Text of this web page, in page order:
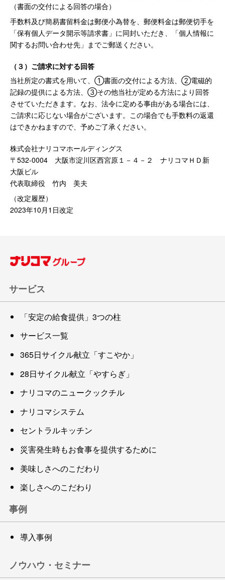
（書面の交付による回答の場合）
手数料及び簡易書留料金は郵便小為替を、郵便料金は郵便切手を
「保有個人データ開示等請求書」に同封いただき、「個人情報に
関するお問い合わせ先」までご郵送ください。
（３）ご請求に対する回答
当社所定の書式を用いて、①書面の交付による方法、②電磁的
記録の提供による方法、③その他当社が定める方法により回答
させていただきます。なお、法令に定める事由がある場合には、
ご請求に応じない場合がございます。この場合でも手数料の返還
はできかねますので、予めご了承ください。
株式会社ナリコマホールディングス
〒532-0004 大阪市淀川区西宮原１－４－２ ナリコマＨＤ新
大阪ビル
代表取締役 竹内 美夫
（改定履歴）
2023年10月1日改定
サービス
「安定の給食提供」3つの柱
サービス一覧
365日サイクル献立「すこやか」
28日サイクル献立「やすらぎ」
ナリコマのニュークックチル
ナリコマシステム
セントラルキッチン
災害発生時もお食事を提供するために
美味しさへのこだわり
楽しさへのこだわり
事例
導入事例
ノウハウ・セミナー